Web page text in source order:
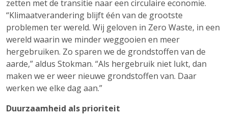
zetten met de transitie naar een circulaire economie.
“Klimaatverandering blijft één van de grootste
problemen ter wereld. Wij geloven in Zero Waste, in een
wereld waarin we minder weggooien en meer
hergebruiken. Zo sparen we de grondstoffen van de
aarde,” aldus Stokman. “Als hergebruik niet lukt, dan
maken we er weer nieuwe grondstoffen van. Daar
werken we elke dag aan.”
Duurzaamheid als prioriteit